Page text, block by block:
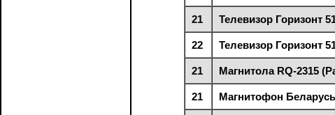
21 Телевизор Горизонт
22 Телевизор Горизонт
21 Магнитола RQ-2315
21 Магнитофон